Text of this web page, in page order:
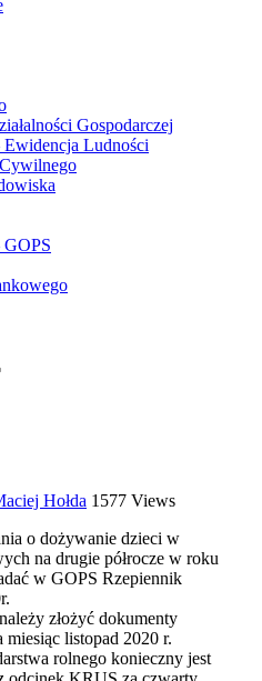
Gospodarczej
Ewidencja Ludności
GOPS
Hołda 1577 Views
o dożywanie dzieci w
na drugie półrocze w roku
w GOPS Rzepiennik
złożyć dokumenty
listopad 2020 r.
rolnego konieczny jest